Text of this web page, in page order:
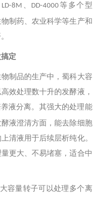
LD-8M DD-4000等多个型
制药、农业科学等生产和
定
制品的生产中，蜀科大容
效处理数十升的发酵液，
液分离。其强大的处理能
液澄清方面，能去除细胞
清液用于后续层析纯化。
更大、不易堵塞，适合中
容量转子可以处理多个离